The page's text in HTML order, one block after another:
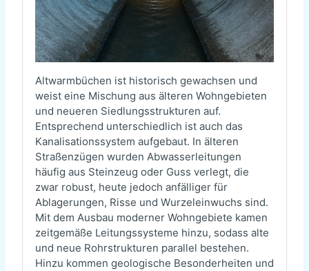
Altwarmbüchen ist historisch gewachsen und
weist eine Mischung aus älteren Wohngebieten
und neueren Siedlungsstrukturen auf.
Entsprechend unterschiedlich ist auch das
Kanalisationssystem aufgebaut. In älteren
Straßenzügen wurden Abwasserleitungen
häufig aus Steinzeug oder Guss verlegt, die
zwar robust, heute jedoch anfälliger für
Ablagerungen, Risse und Wurzeleinwuchs sind.
Mit dem Ausbau moderner Wohngebiete kamen
zeitgemäße Leitungssysteme hinzu, sodass alte
und neue Rohrstrukturen parallel bestehen.
Hinzu kommen geologische Besonderheiten und